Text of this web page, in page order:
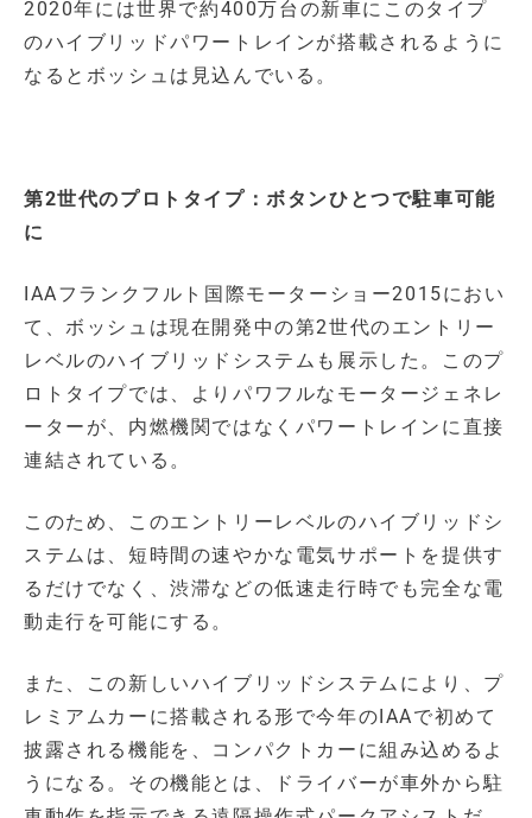
2020年には世界で約400万台の新車にこのタイプ
のハイブリッドパワートレインが搭載されるように
なるとボッシュは見込んでいる。
第2世代のプロトタイプ：ボタンひとつで駐車可能
に
IAAフランクフルト国際モーターショー2015におい
て、ボッシュは現在開発中の第2世代のエントリー
レベルのハイブリッドシステムも展示した。このプ
ロトタイプでは、よりパワフルなモータージェネレ
ーターが、内燃機関ではなくパワートレインに直接
連結されている。
このため、このエントリーレベルのハイブリッドシ
ステムは、短時間の速やかな電気サポートを提供す
るだけでなく、渋滞などの低速走行時でも完全な電
動走行を可能にする。
また、この新しいハイブリッドシステムにより、プ
レミアムカーに搭載される形で今年のIAAで初めて
披露される機能を、コンパクトカーに組み込めるよ
うになる。その機能とは、ドライバーが車外から駐